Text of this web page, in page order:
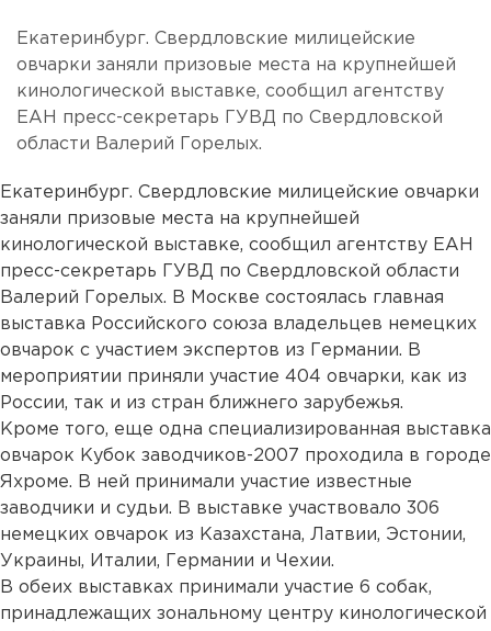
Екатеринбург. Свердловские милицейские
овчарки заняли призовые места на крупнейшей
кинологической выставке, сообщил агентству
ЕАН пресс-секретарь ГУВД по Свердловской
области Валерий Горелых.
Екатеринбург. Свердловские милицейские овчарки
заняли призовые места на крупнейшей
кинологической выставке, сообщил агентству ЕАН
пресс-секретарь ГУВД по Свердловской области
Валерий Горелых. В Москве состоялась главная
выставка Российского союза владельцев немецких
овчарок с участием экспертов из Германии. В
мероприятии приняли участие 404 овчарки, как из
России, так и из стран ближнего зарубежья.
Кроме того, еще одна специализированная выставка
овчарок Кубок заводчиков-2007 проходила в городе
Яхроме. В ней принимали участие известные
заводчики и судьи. В выставке участвовало 306
немецких овчарок из Казахстана, Латвии, Эстонии,
Украины, Италии, Германии и Чехии.
В обеих выставках принимали участие 6 собак,
принадлежащих зональному центру кинологической